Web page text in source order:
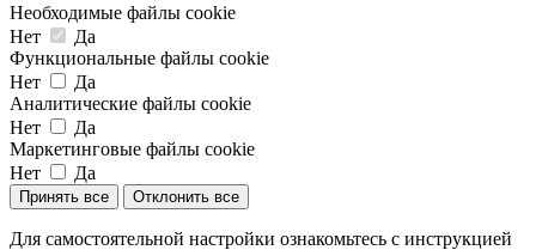
Необходимые файлы cookie
Нет
Да
Функциональные файлы cookie
Нет
Да
Аналитические файлы cookie
Нет
Да
Маркетинговые файлы cookie
Нет
Да
Принять все Отклонить все
Для самостоятельной настройки ознакомьтесь с инструкцией